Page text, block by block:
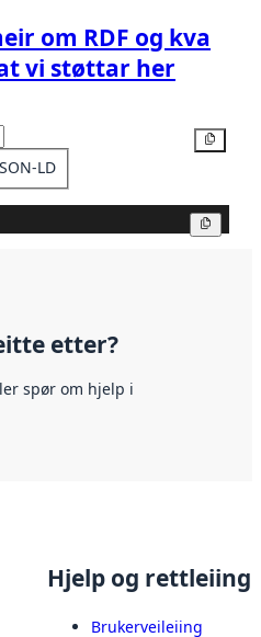
om RDF og kva
vi støttar her
LD
etter?
spør om hjelp i
Hjelp og rettleiing
Brukerveileiing